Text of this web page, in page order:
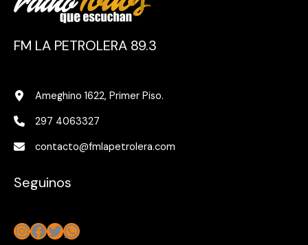
FM LA PETROLERA 89.3
Ameghino 1622, Primer Piso.
297 4063327
contacto@fmlapetrolera.com
Seguinos
Instagram
Facebook
Twitter
WhatsApp